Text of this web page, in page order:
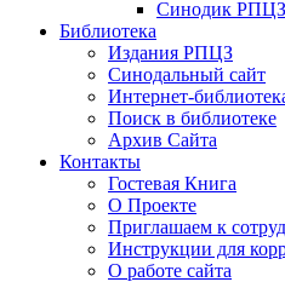
Синодик РПЦЗ
Библиотека
Издания РПЦЗ
Синодальный сайт
Интернет-
Поиск в библиотеке
Архив Сайта
Контакты
Гостевая Книга
О Проекте
Приглашаем к
Инструкции для
О работе сайта